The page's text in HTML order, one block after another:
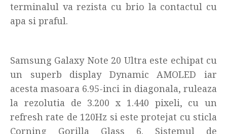
terminalul va rezista cu brio la contactul cu
apa si praful.
Samsung Galaxy Note 20 Ultra este echipat cu
un superb display Dynamic AMOLED iar
acesta masoara 6.95-inci in diagonala, ruleaza
la rezolutia de 3.200 x 1.440 pixeli, cu un
refresh rate de 120Hz si este protejat cu sticla
Corning Gorilla Glass 6. Sistemul de